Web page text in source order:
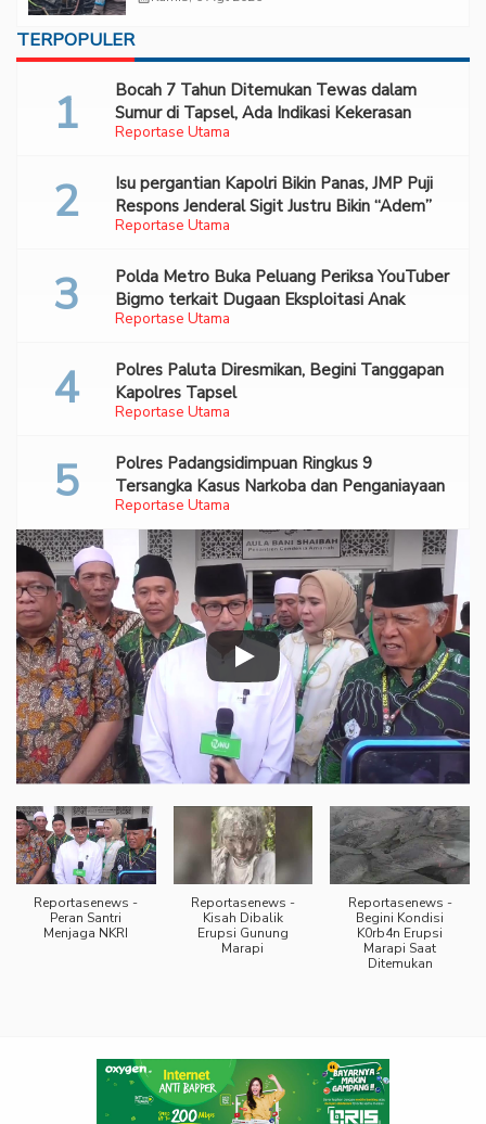
TERPOPULER
Reportase Utama
Bocah 7 Tahun Ditemukan Tewas dalam
Sumur di Tapsel, Ada Indikasi Kekerasan
Reportase Utama
Isu pergantian Kapolri Bikin Panas, JMP Puji
Respons Jenderal Sigit Justru Bikin “Adem”
Reportase Utama
Polda Metro Buka Peluang Periksa YouTuber
Bigmo terkait Dugaan Eksploitasi Anak
Reportase Utama
Polres Paluta Diresmikan, Begini Tanggapan
Kapolres Tapsel
Reportase Utama
Polres Padangsidimpuan Ringkus 9
Tersangka Kasus Narkoba dan Penganiayaan
Reportasenews -
Peran Santri
Menjaga NKRI
Reportasenews -
Kisah Dibalik
Erupsi Gunung
Marapi
Reportasenews -
Begini Kondisi
K0rb4n Erupsi
Marapi Saat
Ditemukan